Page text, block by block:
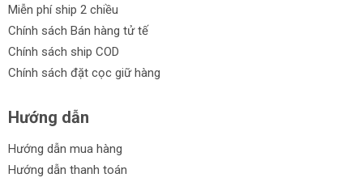
Miễn phí ship 2 chiều
Chính sách Bán hàng tử tế
Chính sách ship COD
Chính sách đặt cọc giữ hàng
Hướng dẫn
Hướng dẫn mua hàng
Hướng dẫn thanh toán